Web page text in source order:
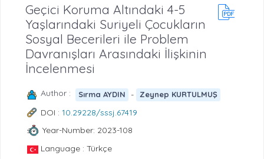
Geçici Koruma Altındaki 4-5
Yaşlarındaki Suriyeli Çocukların
Sosyal Becerileri ile Problem
Davranışları Arasındaki İlişkinin
İncelenmesi
Author : Sırma AYDIN - Zeynep KURTULMUŞ
DOI : 10.29228/sssj.67419
Year-Number: 2023-108
Language : Türkçe